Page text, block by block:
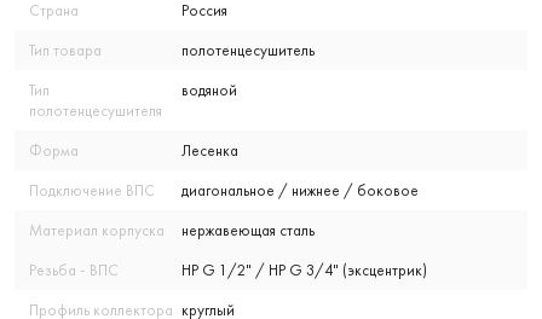
Страна Россия
Тип товара полотенцесушитель
Тип
полотенцесушителя
водяной
Форма Лесенка
Подключение ВПС диагональное / нижнее / боковое
Материал корпуска нержавеющая сталь
Резьба - ВПС НР G 1/2" / НР G 3/4" (эксцентрик)
Профиль коллектора круглый